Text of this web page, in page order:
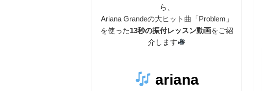
ら、
Ariana Grandeの大ヒット曲「Problem」
を使った13秒の振付レッスン動画をご紹
介します
ariana